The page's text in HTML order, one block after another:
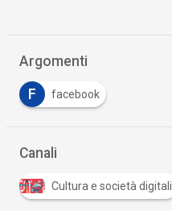
Argomenti
F facebook
Canali
Cultura e società digitali